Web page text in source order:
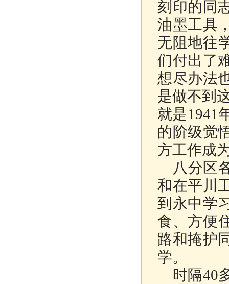
刻印的同
油墨工具
无阻地往
们付出了
想尽办法
是做不到
就是1941
的阶级觉
方工作成
八分区
和在平川
到永中学
食、方便
路和掩护
学。
时隔40